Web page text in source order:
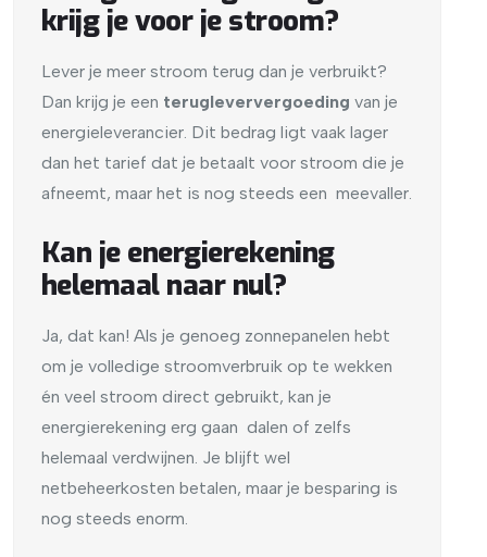
krijg je voor je stroom?
Lever je meer stroom terug dan je verbruikt?
Dan krijg je een terugleververgoeding van je
energieleverancier. Dit bedrag ligt vaak lager
dan het tarief dat je betaalt voor stroom die je
afneemt, maar het is nog steeds een meevaller.
Kan je energierekening
helemaal naar nul?
Ja, dat kan! Als je genoeg zonnepanelen hebt
om je volledige stroomverbruik op te wekken
én veel stroom direct gebruikt, kan je
energierekening erg gaan dalen of zelfs
helemaal verdwijnen. Je blijft wel
netbeheerkosten betalen, maar je besparing is
nog steeds enorm.